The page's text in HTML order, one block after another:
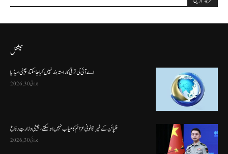
نیشنل
اے آئی کی ترقی کا راستہ بند نہیں کیا جا سکتا، چینی میڈیا
جولائی 30, 2026
فلپائن کے غیر قانونی عزائم کامیاب نہیں ہو سکتے ، چینی وزارتِ دفاع
جولائی 30, 2026